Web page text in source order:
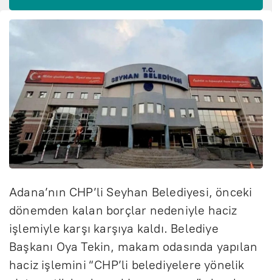
Adana’nın CHP’li Seyhan Belediyesi, önceki
dönemden kalan borçlar nedeniyle haciz
işlemiyle karşı karşıya kaldı. Belediye
Başkanı Oya Tekin, makam odasında yapılan
haciz işlemini “CHP’li belediyelere yönelik